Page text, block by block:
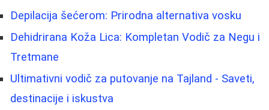
Depilacija šećerom: Prirodna alternativa vosku
Dehidrirana Koža Lica: Kompletan Vodič za Negu i
Tretmane
Ultimativni vodič za putovanje na Tajland - Saveti,
destinacije i iskustva